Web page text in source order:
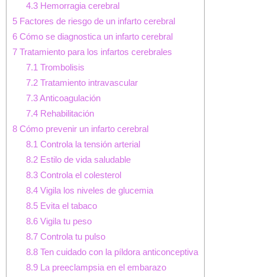
4.3Hemorragia cerebral
5 Factores de riesgo de un infarto cerebral
6 Cómo se diagnostica un infarto cerebral
7 Tratamiento para los infartos cerebrales
7.1 Trombolisis
7.2Tratamiento intravascular
7.3Anticoagulación
7.4Rehabilitación
8 Cómo prevenir un infarto cerebral
8.1 Controla la tensión arterial
8.2Estilo de vida saludable
8.3Controla el colesterol
8.4Vigila los niveles de glucemia
8.5Evita el tabaco
8.6Vigila tu peso
8.7Controla tu pulso
8.8Ten cuidado con la píldora anticonceptiva
8.9La preeclampsia en el embarazo